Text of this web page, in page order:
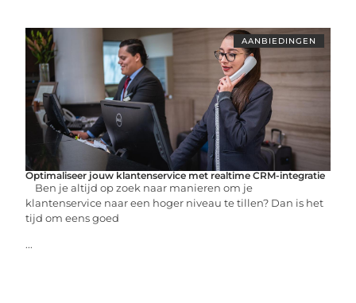
AANBIEDINGEN
Optimaliseer jouw klantenservice met realtime CRM-integratie
Ben je altijd op zoek naar manieren om je
klantenservice naar een hoger niveau te tillen? Dan is het
tijd om eens goed
...